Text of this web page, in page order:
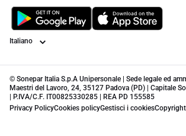
Lingua
© Sonepar Italia S.p.A Unipersonale | Sede legale ed
Maestri del Lavoro, 24, 35127 Padova (PD) | Capitale
| P.IVA/C.F. IT00825330285 | REA PD 155585
Privacy PolicyCookies policyGestisci i cookiesCopyright